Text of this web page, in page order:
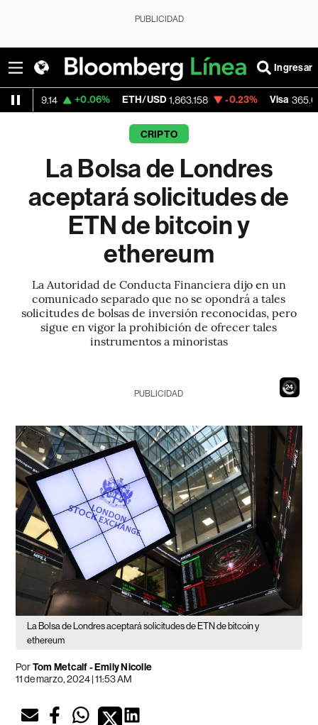
PUBLICIDAD
Ingresar
+0.06% ETH/USD 1,863.158 -0.23% Visa 365.67 -0.13%
CRIPTO
La Bolsa de Londres
aceptará solicitudes de
ETN de bitcoin y
ethereum
La Autoridad de Conducta Financiera dijo en un
comunicado separado que no se opondrá a tales
solicitudes de bolsas de inversión reconocidas, pero
sigue en vigor la prohibición de ofrecer tales
instrumentos a minoristas
22
PUBLICIDAD
La Bolsa de Londres aceptará solicitudes de ETN de bitcoin y
ethereum
PorTom Metcalf - Emily Nicolle
11 de marzo, 2024 | 11:53 AM